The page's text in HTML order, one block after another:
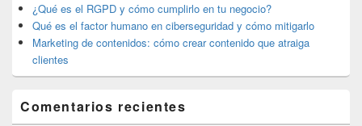
¿Qué es el RGPD y cómo cumplirlo en tu negocio?
Qué es el factor humano en ciberseguridad y cómo mitigarlo
Marketing de contenidos: cómo crear contenido que atraiga
clientes
Comentarios recientes